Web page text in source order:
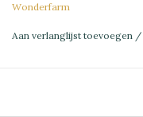
Wonderfarm
Aan verlanglijst toevoegen /